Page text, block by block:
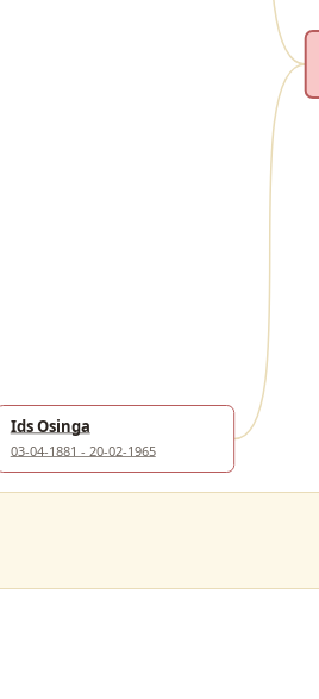
Ids Osinga
03-04-1881 - 20-02-1965